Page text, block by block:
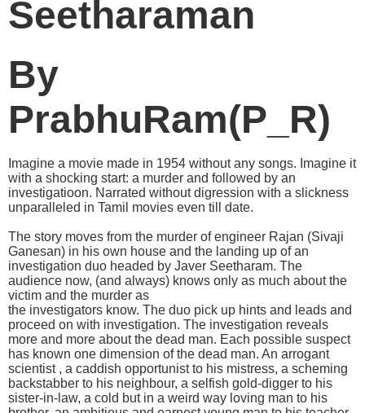
Seetharaman
By
PrabhuRam(P_R)
Imagine a movie made in 1954 without any songs. Imagine it
with a shocking start: a murder and followed by an
investigatioon. Narrated without digression with a slickness
unparalleled in Tamil movies even till date.
The story moves from the murder of engineer Rajan (Sivaji
Ganesan) in his own house and the landing up of an
investigation duo headed by Javer Seetharam. The
audience now, (and always) knows only as much about the
victim and the murder as
the investigators know. The duo pick up hints and leads and
proceed on with investigation. The investigation reveals
more and more about the dead man. Each possible suspect
has known one dimension of the dead man. An arrogant
scientist , a caddish opportunist to his mistress, a scheming
backstabber to his neighbour, a selfish gold-digger to his
sister-in-law, a cold but in a weird way loving man to his